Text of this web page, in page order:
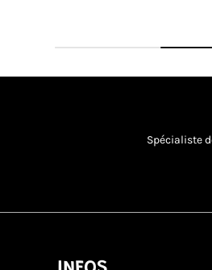
Spécialiste